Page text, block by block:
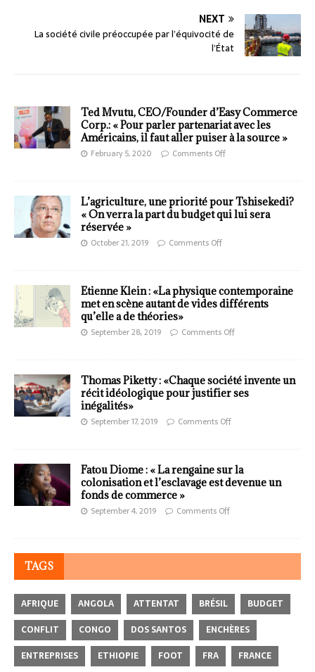
NEXT
La société civile préoccupée par l’équivocité de
l’État
Ted Mvutu, CEO/Founder d’Easy Commerce
Corp.: « Pour parler partenariat avec les
Américains, il faut aller puiser à la source »
February 5, 2020 Comments Off
L’agriculture, une priorité pour Tshisekedi?
« On verra la part du budget qui lui sera
réservée »
October 21, 2019 Comments Off
Etienne Klein : «La physique contemporaine
met en scène autant de vides différents
qu’elle a de théories»
September 28, 2019 Comments Off
Thomas Piketty : «Chaque société invente un
récit idéologique pour justifier ses
inégalités»
September 17, 2019 Comments Off
Fatou Diome : « La rengaine sur la
colonisation et l’esclavage est devenue un
fonds de commerce »
September 4, 2019 Comments Off
TAGS
AFRIQUE ANGOLA ATTENTAT BRÉSIL
BUDGET
CONFLIT
CONGO DOS SANTOS
ENCHÈRES
ENTREPRISES
ETHIOPIE FOOT FRA FRANCE